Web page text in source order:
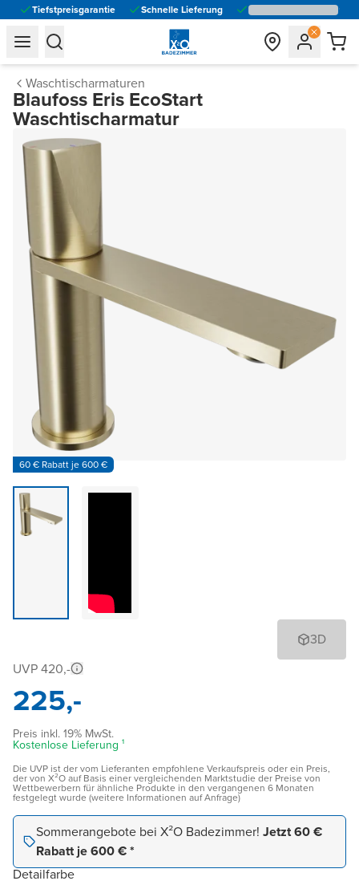
Tiefstpreisgarantie Schnelle Lieferung
general.navigation.toggle_menu.label
general.navigation.toggle_menu.label
Waschtischarmaturen
Blaufoss Eris EcoStart
Waschtischarmatur
60 € Rabatt je 600 €
3D
UVP 420,-
225,-
Preis inkl. 19% MwSt.
Kostenlose Lieferung ¹
Die UVP ist der vom Lieferanten empfohlene Verkaufspreis oder ein Preis,
der von X²O auf Basis einer vergleichenden Marktstudie der Preise von
Wettbewerbern für ähnliche Produkte in den vergangenen 6 Monaten
festgelegt wurde (weitere Informationen auf Anfrage)
Sommerangebote bei X²O Badezimmer! Jetzt 60 €
Rabatt je 600 € *
Detailfarbe